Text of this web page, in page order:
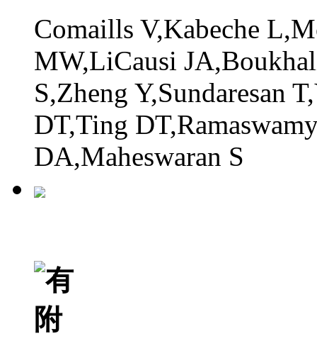
Comaills V,Kabeche
MW,LiCausi
S,Zheng Y,Sundaresan
DT,Ting
DA,Maheswaran S